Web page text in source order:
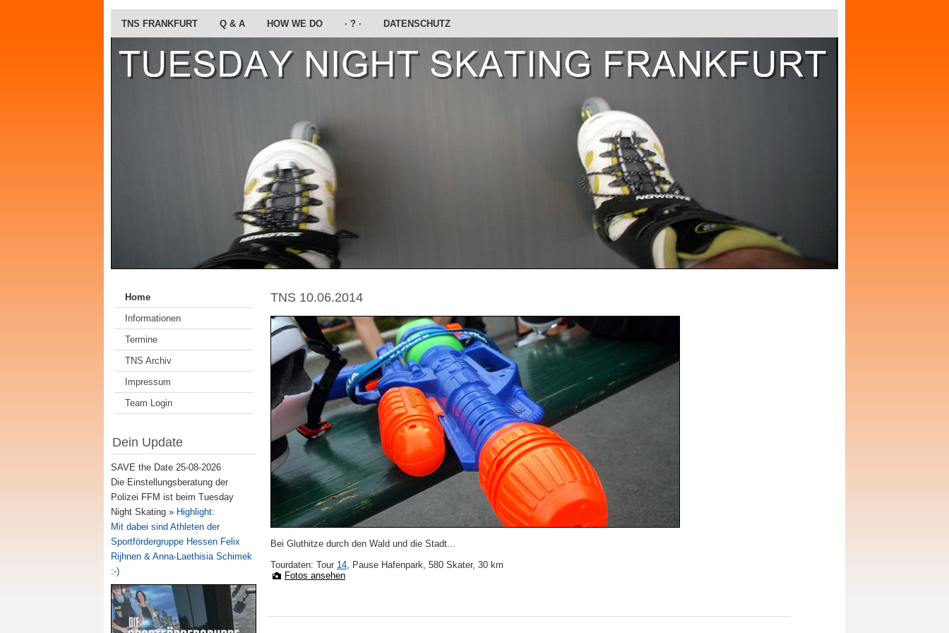
TNS FRANKFURT Q & A HOW WE DO · ? · DATENSCHUTZ
Home
Informationen
Termine
TNS Archiv
Impressum
Team Login
Dein Update
SAVE the Date 25-08-2026
Die Einstellungsberatung der
Polizei FFM ist beim Tuesday
Night Skating » Highlight:
Mit dabei sind Athleten der
Sportfördergruppe Hessen Felix
Rijhnen & Anna-Laethisia Schimek
:-)
TNS 10.06.2014
Bei Gluthitze durch den Wald und die Stadt...
Tourdaten: Tour 14, Pause Hafenpark, 580 Skater, 30 km
Fotos ansehen